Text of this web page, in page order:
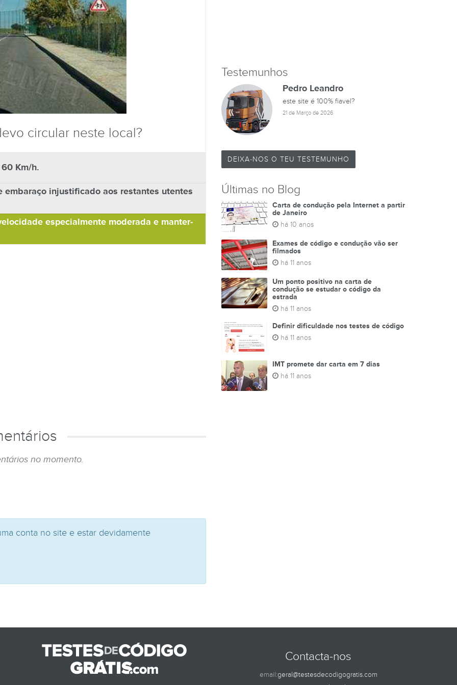
circular neste local?
Km/h.
embaraço injustificado aos restantes utentes
especialmente moderada e manter-
no momento.
conta no site e estar devidamente
Testemunhos
Pedro Leandro
este site é 100% fiavel?
21 de Março de 2026
DEIXA-NOS O TEU TESTEMUNHO
Últimas no Blog
Carta de condução pela Internet a partir
de Janeiro
há 10 anos
Exames de código e condução vão ser
filmados
há 11 anos
Um ponto positivo na carta de
condução se estudar o código da
estrada
há 11 anos
Definir dificuldade nos testes de código
há 11 anos
IMT promete dar carta em 7 dias
há 11 anos
Contacta-nos
email:geral@testesdecodigogratis.com